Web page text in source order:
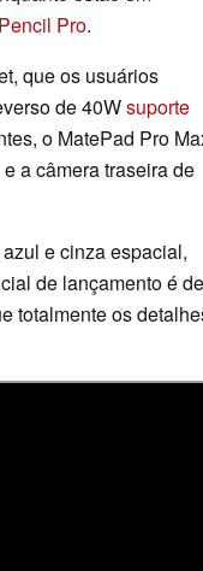
Pro.
que os usuários
de 40Wsuporte
o MatePad Pro
a câmera traseira de
e cinza espacial,
de lançamento é de
totalmente os